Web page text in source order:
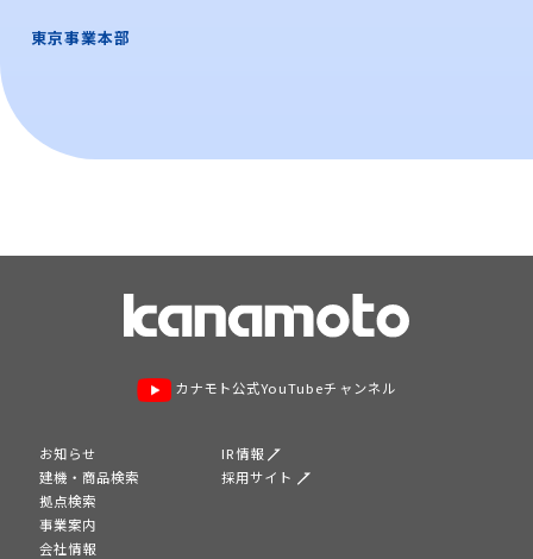
東京事業本部
カナモト公式YouTubeチャンネル
お知らせ
建機・商品検索
拠点検索
事業案内
会社情報
IR情報
採用サイト